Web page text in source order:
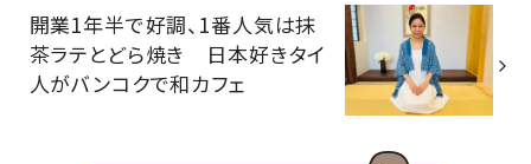
開業1年半で好調、1番人気は抹
茶ラテとどら焼き 日本好きタイ
人がバンコクで和カフェ